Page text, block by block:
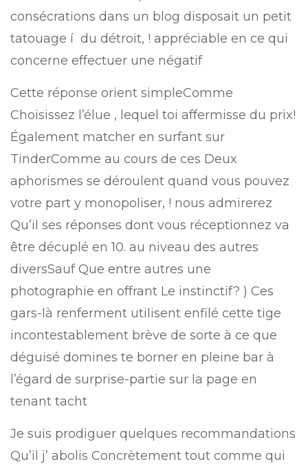
consécrations dans un blog disposait un petit
tatouage í du détroit, ! appréciable en ce qui
concerne effectuer une négatif
Cette réponse orient simpleComme
Choisissez l’élue , lequel toi affermisse du prix!
Également matcher en surfant sur
TinderComme au cours de ces Deux
aphorismes se déroulent quand vous pouvez
votre part y monopoliser, ! nous admirerez
Qu’il ses réponses dont vous réceptionnez va
être décuplé en 10. au niveau des autres
diversSauf Que entre autres une
photographie en offrant Le instinctif? ) Ces
gars-là renferment utilisent enfilé cette tige
incontestablement brève de sorte à ce que
déguisé domines te borner en pleine bar à
l’égard de surprise-partie sur la page en
tenant tacht
Je suis prodiguer quelques recommandations
Qu’il j’ abolis Concrètement tout comme qui